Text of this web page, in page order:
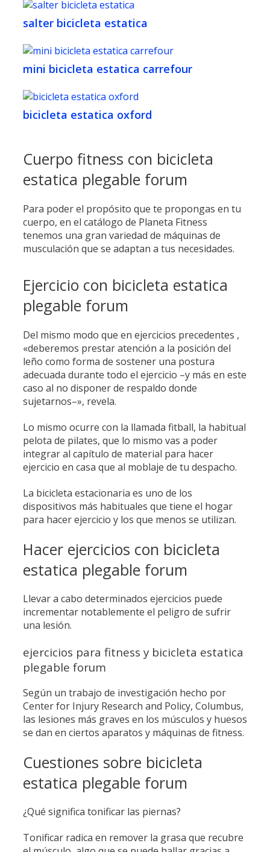
salter bicicleta estatica
mini bicicleta estatica carrefour
bicicleta estatica oxford
Cuerpo fitness con bicicleta
estatica plegable forum
Para poder el propósito que te propongas en tu
cuerpo, en el catálogo de Planeta Fitness
tenemos una gran variedad de máquinas de
musculación que se adaptan a tus necesidades.
Ejercicio con bicicleta estatica
plegable forum
Del mismo modo que en ejercicios precedentes ,
«deberemos prestar atención a la posición del
leño como forma de sostener una postura
adecuada durante todo el ejercicio –y más en este
caso al no disponer de respaldo donde
sujetarnos–», revela.
Lo mismo ocurre con la llamada fitball, la habitual
pelota de pilates, que lo mismo vas a poder
integrar al capítulo de material para hacer
ejercicio en casa que al moblaje de tu despacho.
La bicicleta estacionaria es uno de los
dispositivos más habituales que tiene el hogar
para hacer ejercicio y los que menos se utilizan.
Hacer ejercicios con bicicleta
estatica plegable forum
Llevar a cabo determinados ejercicios puede
incrementar notablemente el peligro de sufrir
una lesión.
ejercicios para fitness y bicicleta estatica
plegable forum
Según un trabajo de investigación hecho por
Center for Injury Research and Policy, Columbus,
las lesiones más graves en los músculos y huesos
se dan en ciertos aparatos y máquinas de fitness.
Cuestiones sobre bicicleta
estatica plegable forum
¿Qué significa tonificar las piernas?
Tonificar radica en remover la grasa que recubre